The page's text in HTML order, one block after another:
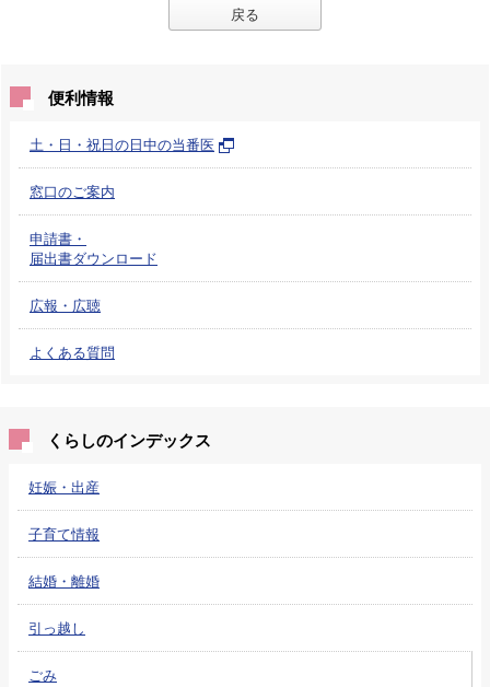
戻る
便利情報
土・日・祝日の日中の当番医
窓口のご案内
申請書・
届出書ダウンロード
広報・広聴
よくある質問
くらしのインデックス
妊娠・出産
子育て情報
結婚・離婚
引っ越し
ごみ